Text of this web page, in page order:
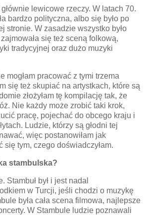
lewicowe rzeczy. W latach 70.
bardzo polityczna, albo się było po
stronie. W zasadzie wszystko było
się też sceną folkową,
tradycyjnej oraz dużo muzyki
mogłam pracować z tymi trzema
się też skupiać na artystkach, które są
złożyłam tę kompilację tak, że
Nie każdy może zrobić taki krok,
pracę, pojechać do obcego kraju i
Ludzie, którzy są głodni tej
więc postanowiłam jak
się tym, czego doświadczyłam.
stambulska?
Stambuł był i jest nadal
w Turcji, jeśli chodzi o muzykę
była cała scena filmowa, najlepsze
W Stambule ludzie poznawali